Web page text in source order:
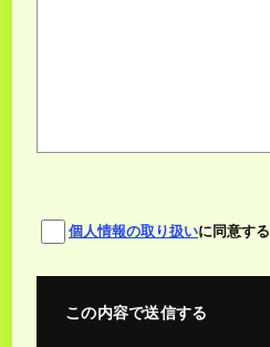
個人情報の取り扱いに同意する
この内容で送信する